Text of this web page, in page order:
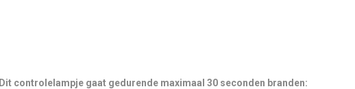
Dit controlelampje gaat gedurende maximaal 30 seconden branden: